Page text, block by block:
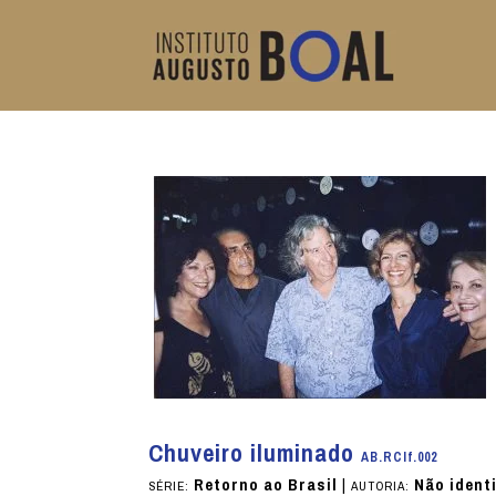
Chuveiro iluminadoAB.RCIf.002
SÉRIE: Retorno ao Brasil |AUTORIA: Não